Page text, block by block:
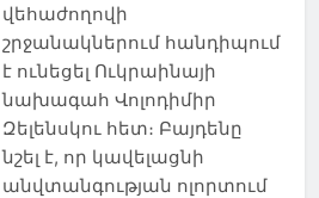
վեհաժողովի
շրջանակներում հանդիպում
է ունեցել Ուկրաինայի
նախագահ Վոլոդիմիր
Զելենսկու հետ։ Բայդենը
նշել է, որ կավելացնի
անվտանգության ոլորտում